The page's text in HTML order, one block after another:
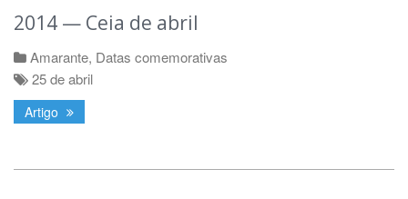
2014 — Ceia de abril
Amarante, Datas comemorativas
25 de abril
Artigo